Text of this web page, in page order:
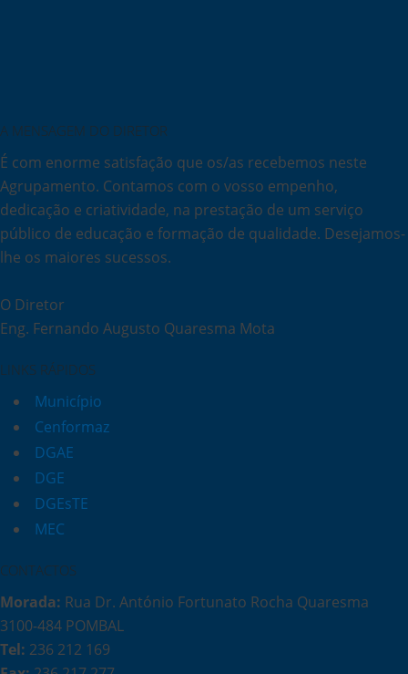
A MENSAGEM DO DIRETOR
É com enorme satisfação que os/as recebemos neste
Agrupamento. Contamos com o vosso empenho,
dedicação e criatividade, na prestação de um serviço
público de educação e formação de qualidade. Desejamos-
lhe os maiores sucessos.
O Diretor
Eng. Fernando Augusto Quaresma Mota
LINKS RÁPIDOS
Município
Cenformaz
DGAE
DGE
DGEsTE
MEC
CONTACTOS
Morada: Rua Dr. António Fortunato Rocha Quaresma
3100-484 POMBAL
Tel: 236 212 169